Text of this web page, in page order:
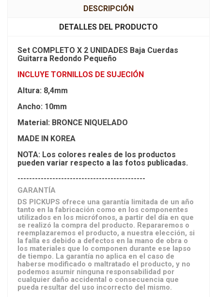
DESCRIPCIÓN
DETALLES DEL PRODUCTO
Set COMPLETO X 2 UNIDADES Baja Cuerdas
Guitarra Redondo Pequeño
INCLUYE TORNILLOS DE SUJECIÓN
Altura: 8,4mm
Ancho: 10mm
Material: BRONCE NIQUELADO
MADE IN KOREA
NOTA: Los colores reales de los productos
pueden variar respecto a las fotos publicadas.
--------------------------------------------
GARANTÍA
DS PICKUPS ofrece una garantía limitada de un año
tanto en la fabricación como en los componentes
utilizados en los micrófonos, a partir del día en que
se realizó la compra del producto. Repararemos o
reemplazaremos el producto, a nuestra elección, si
la falla es debido a defectos en la mano de obra o
los materiales que lo componen durante ese lapso
de tiempo. La garantía no aplica en el caso de
haberse modificado o maltratado el producto, y no
podemos asumir ninguna responsabilidad por
cualquier daño accidental o consecuencia que
pueda resultar del uso incorrecto del mismo.